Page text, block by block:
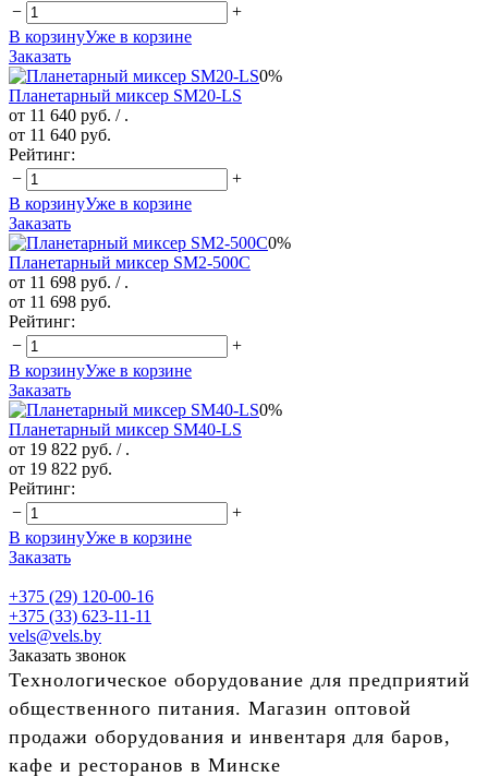
−
+
В корзинуУже в корзине
Заказать
0%
Планетарный миксер SM20-LS
от 11 640 руб. / .
от 11 640 руб.
Рейтинг:
−
+
В корзинуУже в корзине
Заказать
0%
Планетарный миксер SM2-500C
от 11 698 руб. / .
от 11 698 руб.
Рейтинг:
−
+
В корзинуУже в корзине
Заказать
0%
Планетарный миксер SM40-LS
от 19 822 руб. / .
от 19 822 руб.
Рейтинг:
−
+
В корзинуУже в корзине
Заказать
+375 (29) 120-00-16
+375 (33) 623-11-11
vels@vels.by
Заказать звонок
Технологическое оборудование для предприятий
общественного питания. Магазин оптовой
продажи оборудования и инвентаря для баров,
кафе и ресторанов в Минске